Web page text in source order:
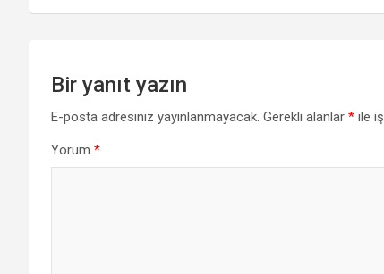
Bir yanıt yazın
E-posta adresiniz yayınlanmayacak. Gerekli alanlar * ile
Yorum *